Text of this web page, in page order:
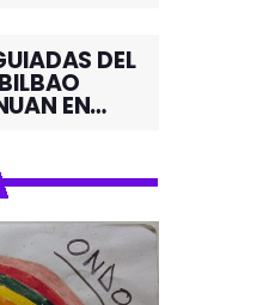
DEL
EN